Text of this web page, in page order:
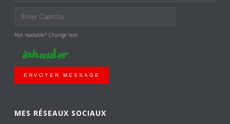
Not readable? Change text.
ENVOYER MESSAGE
MES RÉSEAUX SOCIAUX